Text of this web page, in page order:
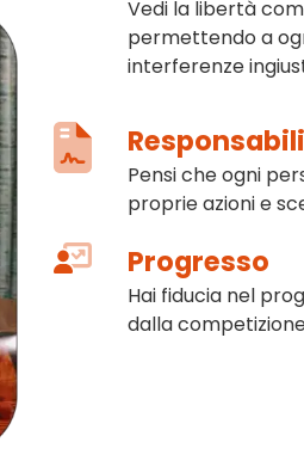
Vedi la libertà
permettendo a
interferenze
Pensi che ogni
proprie azioni e
Progresso
Hai fiducia nel
dalla